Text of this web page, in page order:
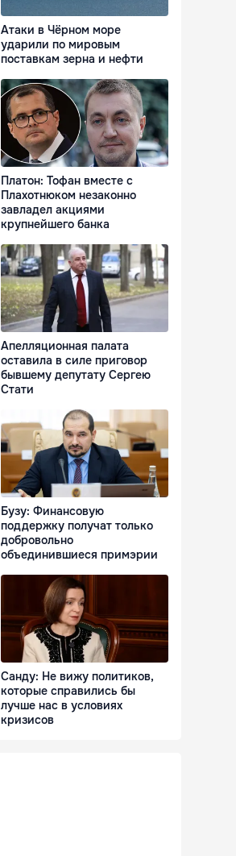
Атаки в Чёрном море
ударили по мировым
поставкам зерна и нефти
Платон: Тофан вместе с
Плахотнюком незаконно
завладел акциями
крупнейшего банка
Апелляционная палата
оставила в силе приговор
бывшему депутату Сергею
Стати
Бузу: Финансовую
поддержку получат только
добровольно
объединившиеся примэрии
Санду: Не вижу политиков,
которые справились бы
лучше нас в условиях
кризисов